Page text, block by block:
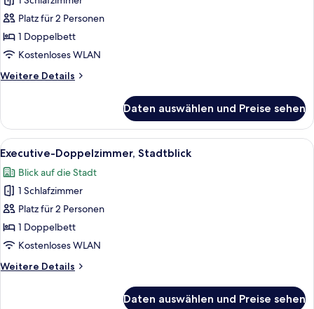
Doppelzimmer,
Stadtblick
anzeigen
Platz für 2 Personen
1 Doppelbett
Kostenloses WLAN
Weitere Details
Weitere
Doppelzimmer,
Stadtblick
Daten auswählen und Preise sehen
Alle
Fotos
für
Executive-
Doppelzimmer,
Stadtblick
anzeigen
Ein Schlafzimmer mit Bett,
7
Executive-Doppelzimmer, Stadtblick
Blick auf die Stadt
1 Schlafzimmer
Platz für 2 Personen
1 Doppelbett
Kostenloses WLAN
Weitere Details
Weitere
Daten auswählen und Preise sehen